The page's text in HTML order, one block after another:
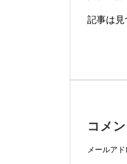
記事は見
コメ
メールア